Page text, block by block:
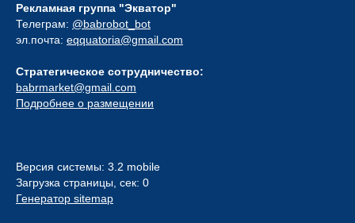
Рекламная группа "Экватор"
Телеграм: @babrobot_bot
эл.почта: eqquatoria@gmail.com
Стратегическое сотрудничество:
babrmarket@gmail.com
Подробнее о размещении
Версия системы: 3.2 mobile
Загрузка страницы, сек: 0
Генератор sitemap